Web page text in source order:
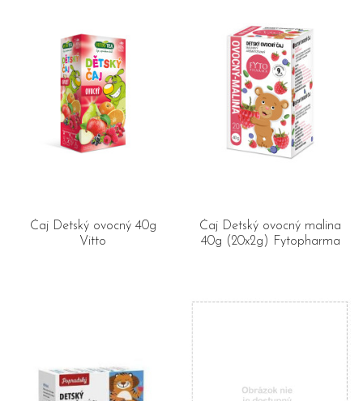
Čaj Detský ovocný 40g
Vitto
Čaj Detský ovocný malina
40g (20x2g) Fytopharma